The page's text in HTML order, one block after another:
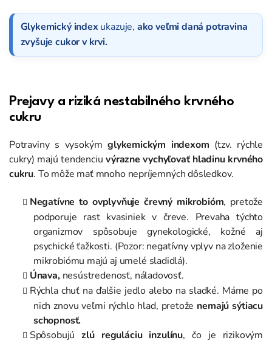
Glykemický index ukazuje, ako veľmi daná potravina
zvyšuje cukor v krvi.
Prejavy a riziká nestabilného krvného
cukru
Potraviny s vysokým glykemickým indexom (tzv. rýchle
cukry) majú tendenciuvýrazne vychyľovať hladinu krvného
cukru. To môže mať mnoho nepríjemných dôsledkov.
Negatívne to ovplyvňuje črevný mikrobióm, pretože
podporuje rast kvasiniek v čreve. Prevaha týchto
organizmov spôsobuje gynekologické, kožné aj
psychické ťažkosti. (Pozor: negatívny vplyv na zloženie
mikrobiómu majú aj umelé sladidlá).
Únava,nesústredenosť, náladovosť.
Rýchla chuť na ďalšie jedlo alebo na sladké. Máme po
nich znovu veľmi rýchlo hlad, pretože nemajú sýtiacu
schopnosť.
Spôsobujúzlú reguláciu inzulínu, čo je rizikovým